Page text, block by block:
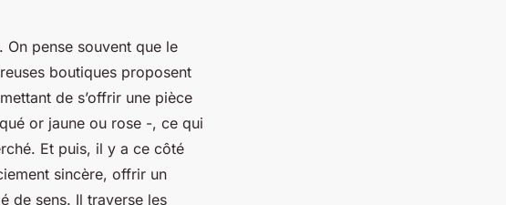
On pense souvent que le
boutiques proposent
de s’offrir une pièce
or jaune ou rose -, ce qui
Et puis, il y a ce côté
sincère, offrir un
de sens. Il traverse les